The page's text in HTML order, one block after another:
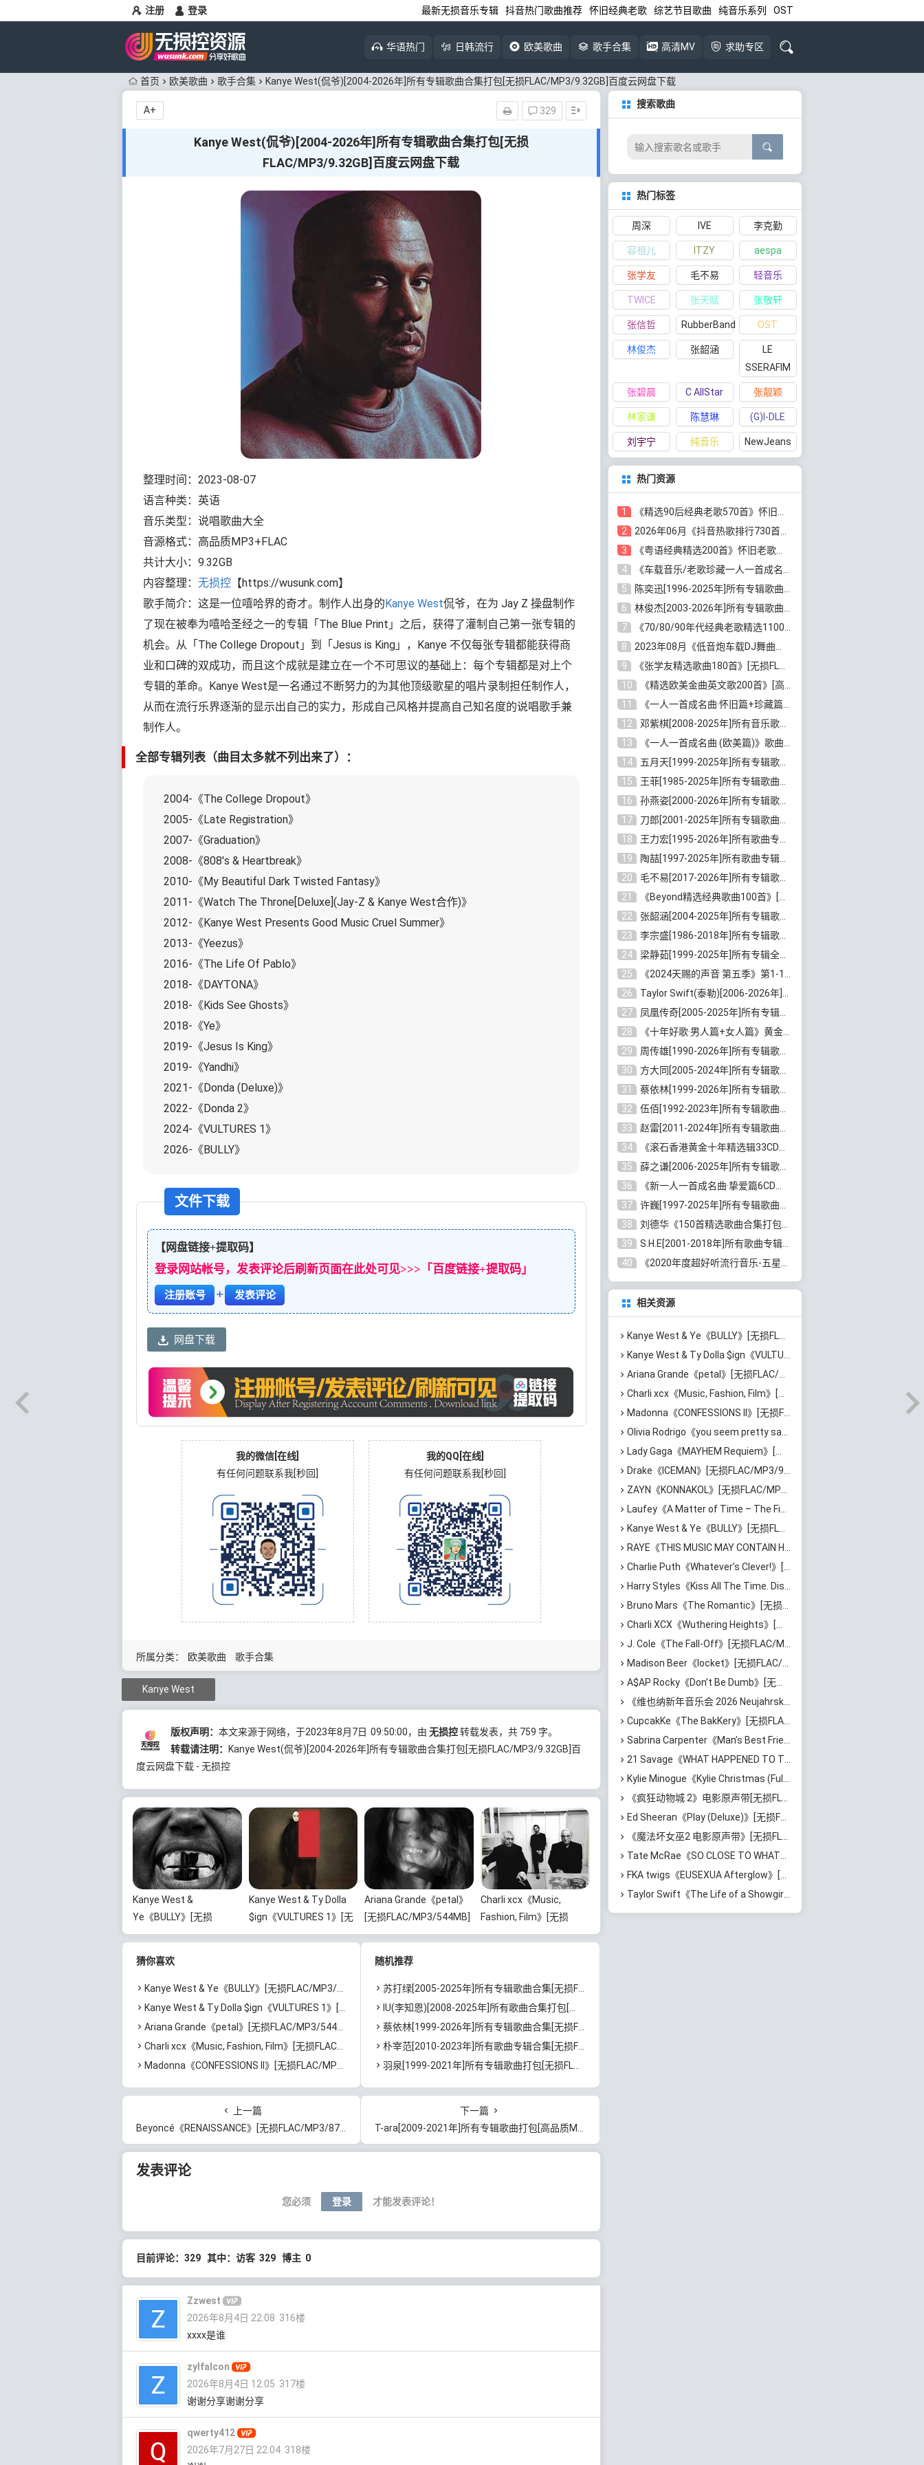
注册 登录 最新无损音乐专辑 抖音热门歌曲推荐 怀旧经典老歌 综艺节目歌曲 纯音乐系列 OST
华语热门 日韩流行 欧美歌曲 歌手合集 高清MV 求助专区
首页 欧美歌曲 歌手合集 Kanye West(侃爷)[2004-2026年]所有专辑歌曲合集打包[无损FLAC/MP3/9.32GB]百度云网盘下载
Kanye West(侃爷)[2004-2026年]所有专辑歌曲合集打包[无损
FLAC/MP3/9.32GB]百度云网盘下载
329
A+
所属分类： 欧美歌曲 歌手合集
整理时间：2023-08-07
语言种类：英语
音乐类型：说唱歌曲大全
音源格式：高品质MP3+FLAC
共计大小：9.32GB
内容整理： 无损控 【https://wusunk.com】
歌手简介：这是一位嘻哈界的奇才。制作人出身的Kanye West侃爷，在为 Jay Z 操盘制作
了现在被奉为嘻哈圣经之一的专辑「The Blue Print」之后，获得了灌制自己第一张专辑的
机会。从「The College Dropout」到「Jesus is King」，Kanye 不仅每张专辑都能获得商
业和口碑的双成功，而且这个成就是建立在一个不可思议的基础上：每个专辑都是对上个
专辑的革命。Kanye West是一名通过不断努力的为其他顶级歌星的唱片录制担任制作人，
从而在流行乐界逐渐的显示出自己的实力，形成自己风格并提高自己知名度的说唱歌手兼
制作人。
全部专辑列表（曲目太多就不列出来了）：
2004-《The College Dropout》
2005-《Late Registration》
2007-《Graduation》
2008-《808's & Heartbreak》
2010-《My Beautiful Dark Twisted Fantasy》
2011-《Watch The Throne[Deluxe](Jay-Z & Kanye West合作)》
2012-《Kanye West Presents Good Music Cruel Summer》
2013-《Yeezus》
2016-《The Life Of Pablo》
2018-《DAYTONA》
2018-《Kids See Ghosts》
2018-《Ye》
2019-《Jesus Is King》
2019-《Yandhi》
2021-《Donda (Deluxe)》
2022-《Donda 2》
2024-《VULTURES 1》
2026-《BULLY》
文件下载
【网盘链接+提取码】
登录网站帐号，发表评论后刷新页面在此处可见>>>「百度链接+提取码」
注册账号 + 发表评论
网盘下载
我的微信[在线]
有任何问题联系我[秒回]
我的QQ[在线]
有任何问题联系我[秒回]
Kanye West
版权声明： 本文来源于网络，于2023年8月7日 09:50:00，由 无损控转载发表，共 759 字。
转载请注明：
Kanye West(侃爷)[2004-2026年]所有专辑歌曲合集打包[无损FLAC/MP3/9.32GB]百
度云网盘下载 - 无损控
Kanye West &
Ye《BULLY》[无损
FLAC/MP3/718MB]百度
Kanye West & Ty Dolla
$ign《VULTURES 1》[无
损FLAC/MP3/870MB]百
Ariana Grande《petal》
[无损FLAC/MP3/544MB]
百度云网盘下载
Charli xcx《Music,
Fashion, Film》[无损
FLAC/MP3/639MB]百度
猜你喜欢
Kanye West & Ye《BULLY》[无损FLAC/MP3/718MB]百度云网盘下载
Kanye West & Ty Dolla $ign《VULTURES 1》[无损FLAC/MP3/870MB]百度云网盘下载
Ariana Grande《petal》[无损FLAC/MP3/544MB]百度云网盘下载
Charli xcx《Music, Fashion, Film》[无损FLAC/MP3/639MB]百度云网盘下载
Madonna《CONFESSIONS II》[无损FLAC/MP3/1.15GB]百度云网盘下载
随机推荐
苏打绿[2005-2025年]所有专辑歌曲合集[无损FLAC/MP3/7.35GB]百度云网盘下载
IU(李知恩)[2008-2025年]所有歌曲合集打包[无损FLAC/MP3/7.63GB]百度云网盘下载
蔡依林[1999-2026年]所有专辑歌曲合集[无损FLAC/MP3/23.32GB]百度云网盘下载
朴宰范[2010-2023年]所有歌曲专辑合集[无损FLAC/MP3/3.59GB]百度云网盘下载
羽泉[1999-2021年]所有专辑歌曲打包[无损FLAC/MP3/9.2GB]百度云网盘下载
上一篇
Beyoncé《RENAISSANCE》[无损FLAC/MP3/870MB]百度云网盘下载
下一篇
T-ara[2009-2021年]所有专辑歌曲打包[高品质MP3/320K/1.76GB]百度云网盘下载
发表评论
您必须 登录 才能发表评论！
目前评论：329 其中：访客 329 博主 0
Zzwest
2026年8月4日 22:08 316楼
xxxx是谁
zylfalcon
2026年8月4日 12:05 317楼
谢谢分享谢谢分享
qwerty412
2026年7月27日 22:04 318楼
搜索歌曲
热门标签
周深 IVE 李克勤
容祖儿 ITZY aespa
张学友 毛不易 轻音乐
TWICE 张天赋 张敬轩
张信哲 RubberBand OST
林俊杰 张韶涵
LE
SSERAFIM
张碧晨 C AllStar 张靓颖
林家谦 陈慧琳 (G)I-DLE
刘宇宁 纯音乐 NewJeans
热门资源
1
《精选90后经典老歌570首》怀旧歌曲合集[高品质MP3/320K/5.44GB]百度云网盘下载
2
2026年06月《抖音热歌排行730首》最火热门歌曲整理[高品质MP3/320K/5.35GB]百度云网盘下载
3
《粤语经典精选200首》怀旧老歌大全[无损FLAC/MP3/6.77GB]百度云网盘下载
4
《车载音乐/老歌珍藏一人一首成名曲12CD》[无损WAV分轨+MP3/6.79GB]百度云网盘下载
5
陈奕迅[1996-2025年]所有专辑歌曲合集[无损FLAC/MP3/48.18GB]百度云网盘下载
6
林俊杰[2003-2026年]所有专辑歌曲全集[无损FLAC/MP3/13.05GB]百度云网盘下载
7
《70/80/90年代经典老歌精选1100首》[高品质MP3/320K/10GB]百度云网盘下载
8
2023年08月《低音炮车载DJ舞曲排行360首》劲爆歌曲合集[高品质MP3/320K/2.86GB]百度云网盘下载
9
《张学友精选歌曲180首》[无损FLAC/MP3/6.26GB]百度云网盘下载
10
《精选欧美金曲英文歌200首》[高品质MP3/320K/1.81GB]百度云网盘下载
11
《一人一首成名曲·怀旧篇+珍藏篇4CD》[无损WAV/DTS+高品质MP3/6.88GB]百度云网盘下载
12
邓紫棋[2008-2025年]所有音乐歌曲合集[无损FLAC/MP3/8.99GB]百度云网盘下载
13
《一人一首成名曲 (欧美篇)》歌曲合集打包[无损WAV/MP3/6.13GB]百度云网盘下载
14
五月天[1999-2025年]所有专辑歌曲合集打包[无损FLAC/MP3/23.84GB]百度云网盘下载
15
王菲[1985-2025年]所有专辑歌曲合集[无损FLAC/WAV/APE分轨+MP3/23.06GB]百度云网盘下载
16
孙燕姿[2000-2026年]所有专辑歌曲合集[无损FLAC/MP3/9.73GB]百度云网盘下载
17
刀郎[2001-2025年]所有专辑歌曲合集打包[无损FLAC/MP3/8.91GB]百度云网盘下载
18
王力宏[1995-2026年]所有歌曲专辑合集[无损FLAC/MP3/14.41GB]百度云网盘下载
19
陶喆[1997-2025年]所有歌曲专辑合集[无损FLAC/MP3/7.75GB]百度云网盘下载
20
毛不易[2017-2026年]所有专辑歌曲合集[无损FLAC/MP3/5.72GB]百度云网盘下载
21
《Beyond精选经典歌曲100首》[无损FLAC/MP3/3.85GB]百度云网盘下载
22
张韶涵[2004-2025年]所有专辑歌曲合集 [无损MP3/FLAC/7.5GB]百度云网盘下载
23
李宗盛[1986-2018年]所有专辑歌曲合集打包[无损FLAC/MP3/8.82GB]百度云网盘下载
24
梁静茹[1999-2025年]所有专辑全部歌曲打包[无损FLAC/MP3/10.71GB]百度云网盘下载
25
《2024天赐的声音 第五季》第1-12期歌曲[无损FLAC/MP3]百度云网盘下载
26
Taylor Swift(泰勒)[2006-2026年]所有歌曲合集打包[无损FLAC/MP3/23.78GB]百度云网盘下载
27
凤凰传奇[2005-2025年]所有专辑歌曲合集[无损WAV/FLAC+MP3/11.62GB]百度云网盘下载
28
《十年好歌·男人篇+女人篇》黄金国语珍藏6CD[无损WAV/MP3/4.09GB]百度云网盘下载
29
周传雄[1990-2026年]所有专辑歌曲全集[无损FLAC/MP3/10GB]百度云网盘下载
30
方大同[2005-2024年]所有专辑歌曲合集[高品质MP3+无损FLAC/7.59GB]百度云网盘下载
31
蔡依林[1999-2026年]所有专辑歌曲合集[无损FLAC/MP3/23.32GB]百度云网盘下载
32
伍佰[1992-2023年]所有专辑歌曲合集[高品质MP3/320K/3.92GB]百度云网盘下载
33
赵雷[2011-2024年]所有专辑歌曲打包[无损FLAC/MP3/2.64GB]百度云网盘下载
34
《滚石香港黄金十年精选辑33CD》[无损APE/WAV分轨/13.6GB]百度云网盘下载
35
薛之谦[2006-2025年]所有专辑歌曲合集[无损FLAC/MP3/5.20GB]百度云网盘下载
36
《新一人一首成名曲·挚爱篇6CD》[无损MP3/DTS/WAV分轨/4.43GB]百度云网盘下载
37
许巍[1997-2025年]所有专辑歌曲合集打包[无损FLAC/MP3/7.48GB]百度云网盘下载
38
刘德华《150首精选歌曲合集打包》[无损FLAC/MP3/5.26GB]百度云网盘下载
39
S.H.E[2001-2018年]所有歌曲专辑打包[无损FLAC/MP3/16.05GB]百度云网盘下载
40
《2020年度超好听流行音乐-五星珍藏版10CD》[无损WAV/MP3/6.77GB]百度云网盘下载
相关资源
Kanye West & Ye《BULLY》[无损FLAC/MP3/718MB]百度云网盘下载
Kanye West & Ty Dolla $ign《VULTURES 1》[无损FLAC/MP3/870MB]百度云网盘下载
Ariana Grande《petal》[无损FLAC/MP3/544MB]百度云网盘下载
Charli xcx《Music, Fashion, Film》[无损FLAC/MP3/639MB]百度云网盘下载
Madonna《CONFESSIONS II》[无损FLAC/MP3/1.15GB]百度云网盘下载
Olivia Rodrigo《you seem pretty sad for a girl so in love》[无损FLAC/MP3/745MB]百度云网盘下载
Lady Gaga《MAYHEM Requiem》[无损FLAC/MP3/984MB]百度云网盘下载
Drake《ICEMAN》[无损FLAC/MP3/967MB]百度云网盘下载
ZAYN《KONNAKOL》[无损FLAC/MP3/624MB]百度云网盘下载
Laufey《A Matter of Time – The Final Hour》[无损FLAC/MP3/870MB]百度云网盘下载
Kanye West & Ye《BULLY》[无损FLAC/MP3/718MB]百度云网盘下载
RAYE《THIS MUSIC MAY CONTAIN HOPE》[无损FLAC/MP3/1.15GB]百度云网盘下载
Charlie Puth《Whatever’s Clever!》[无损FLAC/MP3/676MB]百度云网盘下载
Harry Styles《Kiss All The Time. Disco, Occasionally.》[无损FLAC/MP3/839MB]百度云网盘下载
Bruno Mars《The Romantic》[无损FLAC/MP3/755MB]百度云网盘下载
Charli XCX《Wuthering Heights》[无损FLAC/MP3/496MB]百度云网盘下载
J. Cole《The Fall-Off》[无损FLAC/MP3/2.37GB]百度云网盘下载
Madison Beer《locket》[无损FLAC/MP3/516MB]百度云网盘下载
A$AP Rocky《Don’t Be Dumb》[无损FLAC/MP3/1.21GB]百度云网盘下载
《维也纳新年音乐会 2026 Neujahrskonzert 2026 New Year’s Concert 2026》[无损FLAC/MP3/1.95GB]百度云网盘下载
CupcakKe《The BakKery》[无损FLAC/MP3/637MB]百度云网盘下载
Sabrina Carpenter《Man’s Best Friend (Bonus Track Version)》[无损FLAC/MP3/649MB]百度云网盘下载
21 Savage《WHAT HAPPENED TO THE STREETS?》[无损FLAC/MP3/663MB]百度云网盘下载
Kylie Minogue《Kylie Christmas (Fully Wrapped)》[无损FLAC/MP3/594MB]百度云网盘下载
《疯狂动物城 2》电影原声带[无损FLAC/MP3/544MB]百度云网盘下载
Ed Sheeran《Play (Deluxe)》[无损FLAC/MP3/1.79GB]百度云网盘下载
《魔法坏女巫2 电影原声带》[无损FLAC/MP3/670MB]百度云网盘下载
Tate McRae《SO CLOSE TO WHAT??? (deluxe)》[无损FLAC/MP3/896MB]百度云网盘下载
FKA twigs《EUSEXUA Afterglow》[无损FLAC/MP3/623MB]百度云网盘下载
Taylor Swift《The Life of a Showgirl + Acoustic Collection》[无损FLAC/MP3/1.06GB]百度云网盘下载